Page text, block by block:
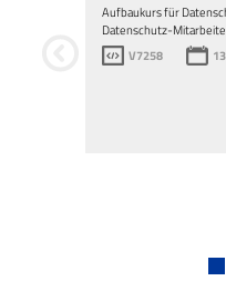
Aufbaukurs für
Datenschutz-
V7258